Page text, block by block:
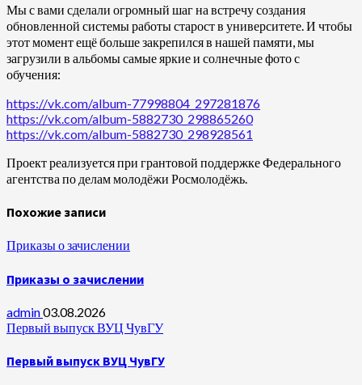
Мы с вами сделали огромный шаг на встречу создания
обновленной системы работы старост в университете. И чтобы
этот момент ещё больше закрепился в нашей памяти, мы
загрузили в альбомы самые яркие и солнечные фото с
обучения:
https://vk.com/album-77998804_297281876
https://vk.com/album-5882730_298865260
https://vk.com/album-5882730_298928561
Проект реализуется при грантовой поддержке Федерального
агентства по делам молодёжи Росмолодёжь.
Похожие записи
Приказы о зачислении
Приказы о зачислении
admin03.08.2026
Первый выпуск ВУЦ ЧувГУ
Первый выпуск ВУЦ ЧувГУ